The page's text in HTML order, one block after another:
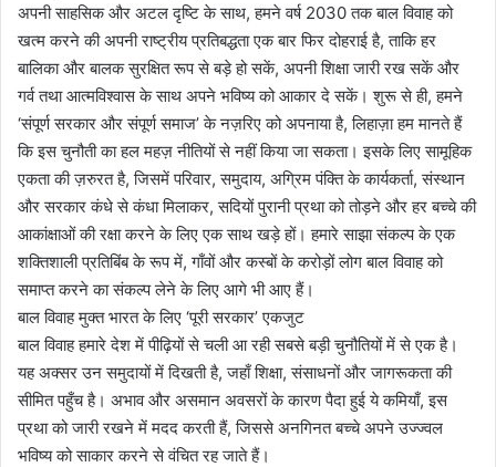
अपनी साहसिक और अटल दृष्टि के साथ, हमने वर्ष 2030 तक बाल विवाह को
खत्म करने की अपनी राष्ट्रीय प्रतिबद्धता एक बार फिर दोहराई है, ताकि हर
बालिका और बालक सुरक्षित रूप से बड़े हो सकें, अपनी शिक्षा जारी रख सकें और
गर्व तथा आत्मविश्वास के साथ अपने भविष्य को आकार दे सकें। शुरू से ही, हमने
‘संपूर्ण सरकार और संपूर्ण समाज’ के नज़रिए को अपनाया है, लिहाज़ा हम मानते हैं
कि इस चुनौती का हल महज़ नीतियों से नहीं किया जा सकता। इसके लिए सामूहिक
एकता की ज़रुरत है, जिसमें परिवार, समुदाय, अग्रिम पंक्ति के कार्यकर्ता, संस्थान
और सरकार कंधे से कंधा मिलाकर, सदियों पुरानी प्रथा को तोड़ने और हर बच्चे की
आकांक्षाओं की रक्षा करने के लिए एक साथ खड़े हों। हमारे साझा संकल्प के एक
शक्तिशाली प्रतिबिंब के रूप में, गाँवों और कस्बों के करोड़ों लोग बाल विवाह को
समाप्त करने का संकल्प लेने के लिए आगे भी आए हैं।
बाल विवाह मुक्त भारत के लिए ‘पूरी सरकार’ एकजुट
बाल विवाह हमारे देश में पीढ़ियों से चली आ रही सबसे बड़ी चुनौतियों में से एक है।
यह अक्सर उन समुदायों में दिखती है, जहाँ शिक्षा, संसाधनों और जागरूकता की
सीमित पहुँच है। अभाव और असमान अवसरों के कारण पैदा हुई ये कमियाँ, इस
प्रथा को जारी रखने में मदद करती हैं, जिससे अनगिनत बच्चे अपने उज्ज्वल
भविष्य को साकार करने से वंचित रह जाते हैं।